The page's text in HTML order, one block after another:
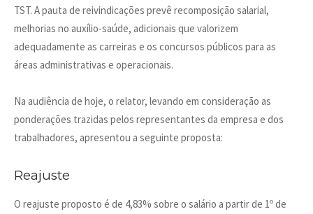
TST. A pauta de reivindicações prevê recomposição salarial,
melhorias no auxílio-saúde, adicionais que valorizem
adequadamente as carreiras e os concursos públicos para as
áreas administrativas e operacionais.
Na audiência de hoje, o relator, levando em consideração as
ponderações trazidas pelos representantes da empresa e dos
trabalhadores, apresentou a seguinte proposta:
Reajuste
O reajuste proposto é de 4,83% sobre o salário a partir de 1º de